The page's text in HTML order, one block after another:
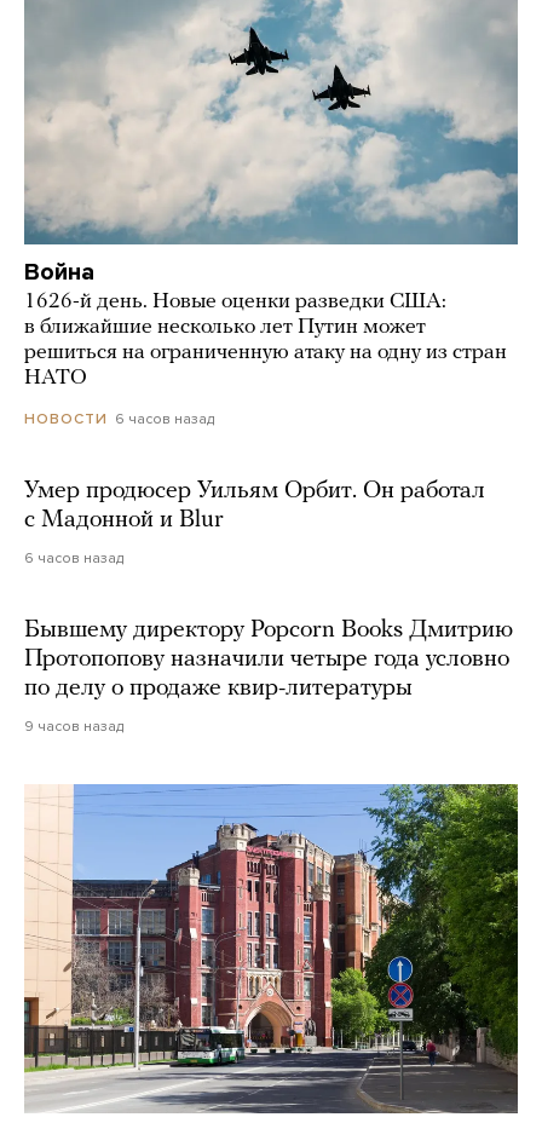
Война
1626-й день. Новые оценки разведки США:
в ближайшие несколько лет Путин может
решиться на ограниченную атаку на одну из стран
НАТО
НОВОСТИ 6 часов назад
Умер продюсер Уильям Орбит. Он работал
с Мадонной и Blur
6 часов назад
Бывшему директору Popcorn Books Дмитрию
Протопопову назначили четыре года условно
по делу о продаже квир-литературы
9 часов назад